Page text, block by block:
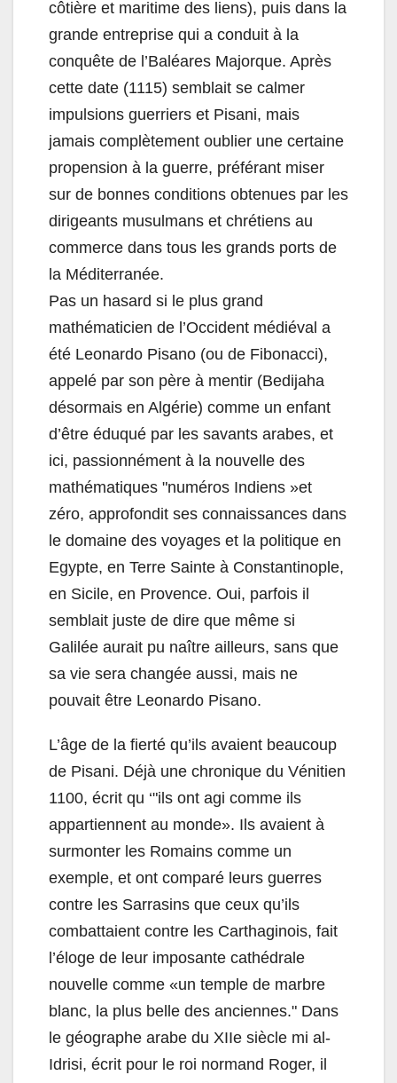
côtière et maritime des liens), puis dans la
grande entreprise qui a conduit à la
conquête de l’Baléares Majorque. Après
cette date (1115) semblait se calmer
impulsions guerriers et Pisani, mais
jamais complètement oublier une certaine
propension à la guerre, préférant miser
sur de bonnes conditions obtenues par les
dirigeants musulmans et chrétiens au
commerce dans tous les grands ports de
la Méditerranée.
Pas un hasard si le plus grand
mathématicien de l’Occident médiéval a
été Leonardo Pisano (ou de Fibonacci),
appelé par son père à mentir (Bedijaha
désormais en Algérie) comme un enfant
d’être éduqué par les savants arabes, et
ici, passionnément à la nouvelle des
mathématiques "numéros Indiens »et
zéro, approfondit ses connaissances dans
le domaine des voyages et la politique en
Egypte, en Terre Sainte à Constantinople,
en Sicile, en Provence. Oui, parfois il
semblait juste de dire que même si
Galilée aurait pu naître ailleurs, sans que
sa vie sera changée aussi, mais ne
pouvait être Leonardo Pisano.
L’âge de la fierté qu’ils avaient beaucoup
de Pisani. Déjà une chronique du Vénitien
1100, écrit qu ‘"ils ont agi comme ils
appartiennent au monde». Ils avaient à
surmonter les Romains comme un
exemple, et ont comparé leurs guerres
contre les Sarrasins que ceux qu’ils
combattaient contre les Carthaginois, fait
l’éloge de leur imposante cathédrale
nouvelle comme «un temple de marbre
blanc, la plus belle des anciennes." Dans
le géographe arabe du XIIe siècle mi al-
Idrisi, écrit pour le roi normand Roger, il